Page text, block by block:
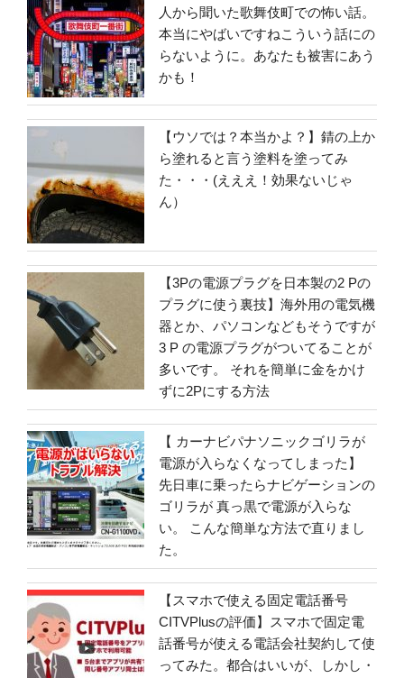
人から聞いた歌舞伎町での怖い話。
本当にやばいですねこういう話にの
らないように。あなたも被害にあう
かも！
【ウソでは？本当かよ？】錆の上か
ら塗れると言う塗料を塗ってみ
た・・・(えええ！効果ないじゃ
ん）
【3Pの電源プラグを日本製の2 Pの
プラグに使う裏技】海外用の電気機
器とか、パソコンなどもそうですが
3 P の電源プラグがついてることが
多いです。 それを簡単に金をかけ
ずに2Pにする方法
【 カーナビパナソニックゴリラが
電源が入らなくなってしまった】
先日車に乗ったらナビゲーションの
ゴリラが 真っ黒で電源が入らな
い。 こんな簡単な方法で直りまし
た。
【スマホで使える固定電話番号
CITVPlusの評価】スマホで固定電
話番号が使える電話会社契約して使
ってみた。都合はいいが、しかし・